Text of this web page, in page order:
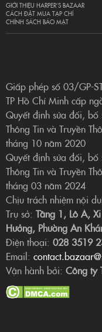
GIỚI THIỆU HARPER’S BAZAAR
CÁCH ĐẶT MUA TẠP CHÍ
CHÍNH SÁCH BẢO MẬT
Giấp phép số 03/GP-
TP Hồ Chí Minh cấp
Quyết định sửa đổi, bổ
Thông Tin và Truyền
tháng 10 năm 2020
Quyết định sửa đổi, bổ
Thông Tin và Truyền
tháng 03 năm 2024
Chịu trách nhiệm nội
Trụ sở: Tầng 1, Lô A,
Hưởng, Phường An
Điện thoại: 028 3519
Email:
Vận hành bởi: Công ty